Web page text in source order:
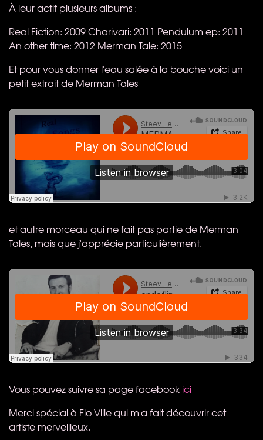
À leur actif plusieurs albums :
Real Fiction: 2009 Charivari: 2011 Pendulum ep: 2011
An other time: 2012 Merman Tale: 2015
Et pour vous donner l'eau salée à la bouche voici un
petit extrait de Merman Tales
et autre morceau qui ne fait pas partie de Merman
Tales, mais que j'apprécie particulièrement.
Vous pouvez suivre sa page facebook ici
Merci spécial à Flo Ville qui m'a fait découvrir cet
artiste merveilleux.